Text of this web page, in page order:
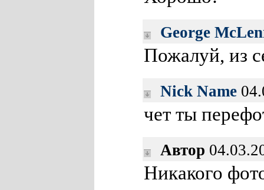
George
Пожалуй, из
Nick Name
чет ты
Автор
Никакого